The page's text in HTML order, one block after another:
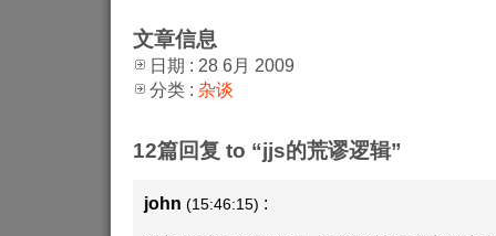
文章信息
日期 : 28 6月 2009
分类 : 杂谈
12篇回复 to “jjs的荒谬逻辑”
john (15:46:15) :